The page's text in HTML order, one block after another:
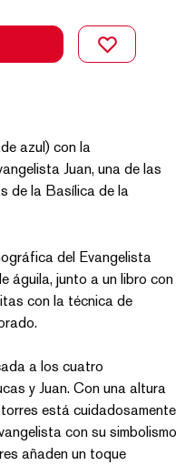
azul) con la
Juan, una de las
de la Basílica de la
del Evangelista
águila, junto a un libro con
con la técnica de
a los cuatro
y Juan. Con una altura
está cuidadosamente
con su simbolismo
añaden un toque